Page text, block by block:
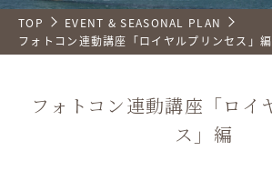
TOP
EVENT & SEASONAL PLAN
フォトコン連動講座「ロイヤルプリンセス」編
フォトコン連動講座「ロイ
ス」編